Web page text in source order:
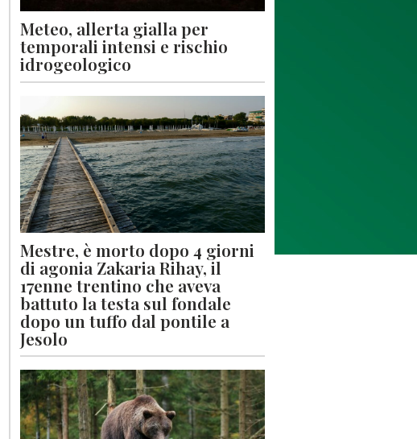
Meteo, allerta gialla per
temporali intensi e rischio
idrogeologico
Mestre, è morto dopo 4 giorni
di agonia Zakaria Rihay, il
17enne trentino che aveva
battuto la testa sul fondale
dopo un tuffo dal pontile a
Jesolo